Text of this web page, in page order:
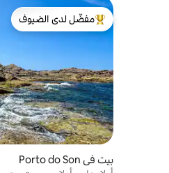
من أبرز البيوت المفضّلة
مفضّل لدى الضيوف
بيت في Porto do Son